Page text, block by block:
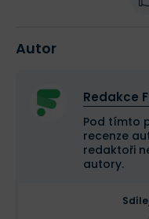
Autor
Redakce
Pod tímto
recenze
redaktoři
autory.